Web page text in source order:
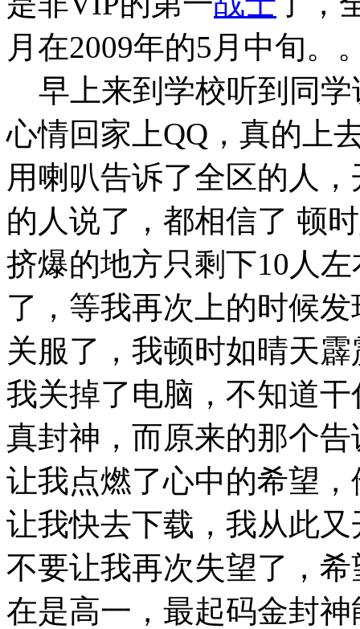
月在2009年的5月中旬。
早上来到学校听到同学
心情回家上QQ，真的上
用喇叭告诉了全区的人
的人说了，都相信了 顿
挤爆的地方只剩下10人
了，等我再次上的时候
关服了，我顿时如晴天
我关掉了电脑，不知道
真封神，而原来的那个
让我点燃了心中的希望
让我快去下载，我从此
不要让我再次失望了，
在是高一，最起码金封